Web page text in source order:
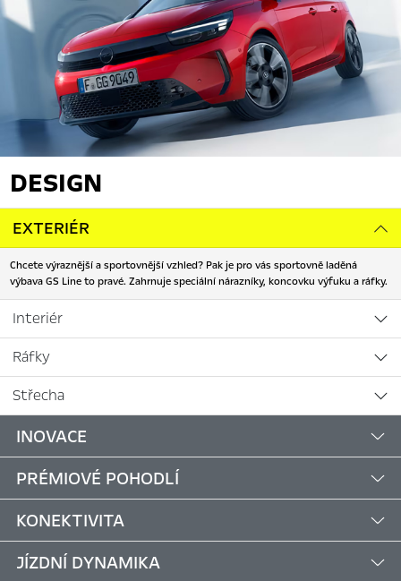
DESIGN
EXTERIÉR
Chcete výraznější a sportovnější vzhled? Pak je pro vás sportovně laděná
výbava GS Line to pravé. Zahrnuje speciální nárazníky, koncovku výfuku a ráfky.
Interiér
Ráfky
Střecha
INOVACE
PRÉMIOVÉ POHODLÍ
KONEKTIVITA
JÍZDNÍ DYNAMIKA